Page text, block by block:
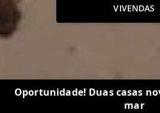
VIVENDAS
Oportunidade! Duas casas
mar